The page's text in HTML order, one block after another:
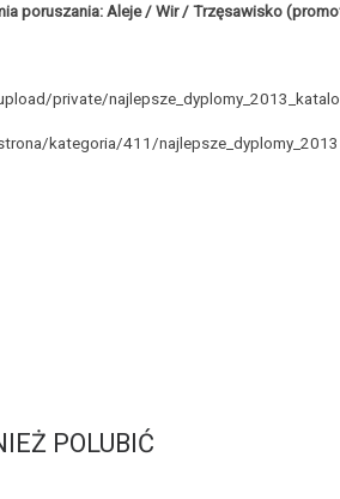
poruszania: Aleje / Wir / Trzęsawisko
private/
kategoria/411/najlepsze_dyplomy_2013
POLUBIĆ